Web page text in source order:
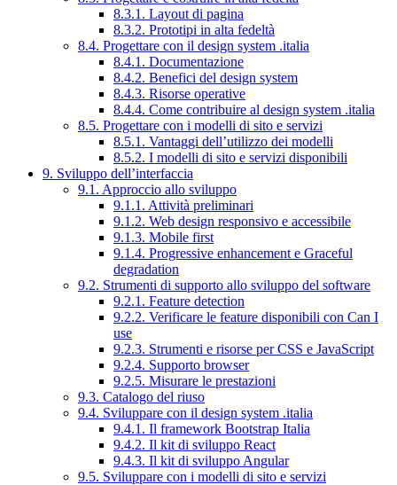
8.3.1. Layout di pagina
8.3.2. Prototipi in alta fedeltà
8.4. Progettare con il design system .italia
8.4.1. Documentazione
8.4.2. Benefici del design system
8.4.3. Risorse operative
8.4.4. Come contribuire al design system .italia
8.5. Progettare con i modelli di sito e servizi
8.5.1. Vantaggi dell’utilizzo dei modelli
8.5.2. I modelli di sito e servizi disponibili
9. Sviluppo dell’interfaccia
9.1. Approccio allo sviluppo
9.1.1. Attività preliminari
9.1.2. Web design responsivo e accessibile
9.1.3. Mobile first
9.1.4. Progressive enhancement e Graceful
degradation
9.2. Strumenti di supporto allo sviluppo del software
9.2.1. Feature detection
9.2.2. Verificare le feature disponibili con Can I
use
9.2.3. Strumenti e risorse per CSS e JavaScript
9.2.4. Supporto browser
9.2.5. Misurare le prestazioni
9.3. Catalogo del riuso
9.4. Sviluppare con il design system .italia
9.4.1. Il framework Bootstrap Italia
9.4.2. Il kit di sviluppo React
9.4.3. Il kit di sviluppo Angular
9.5. Sviluppare con i modelli di sito e servizi